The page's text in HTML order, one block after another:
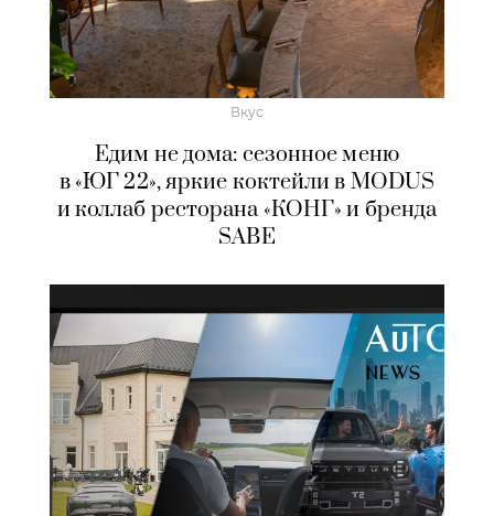
Вкус
Едим не дома: сезонное меню
в «ЮГ 22», яркие коктейли в MODUS
и коллаб ресторана «КОНГ» и бренда
SABE